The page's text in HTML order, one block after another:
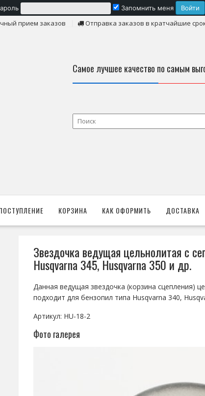
Запомнить меня
прием заказов Отправка заказов в кратчайшие
Самое лучшее качество по самым
КОРЗИНА КАК ОФОРМИТЬ ДОСТАВКА
Звездочка ведущая цельнолитая с
Husqvarna 345, Husqvarna 350 и др.
Данная ведущая звездочка (корзина сцепления)
подходит для бензопил типа Husqvarna 340,
Артикул: HU-18-2
Фото галерея